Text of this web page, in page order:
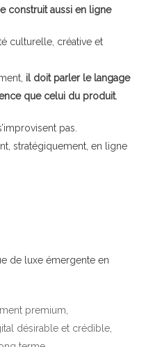
construit aussi en ligne
culturelle, créative et
il doit parler le langage
que celui du produit.
pas.
stratégiquement, en ligne
de luxe émergente en
premium,
désirable et crédible,